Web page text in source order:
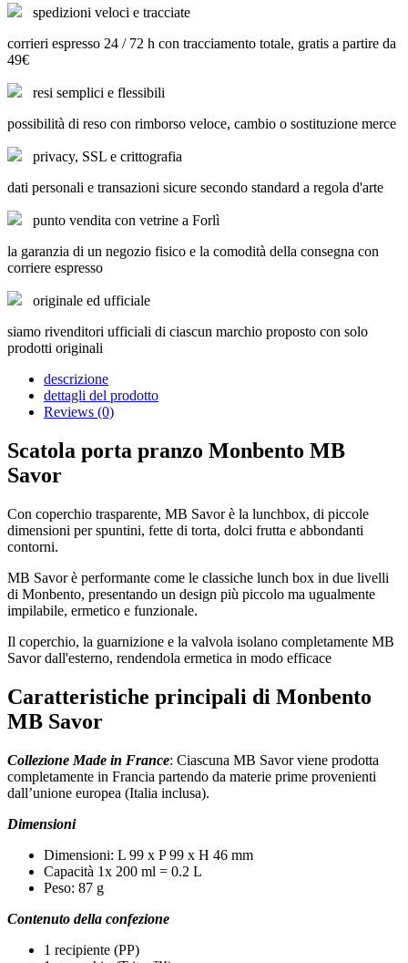
spedizioni veloci e tracciate
corrieri espresso 24 / 72 h con tracciamento totale, gratis a partire da
49€
resi semplici e flessibili
possibilità di reso con rimborso veloce, cambio o sostituzione merce
privacy, SSL e crittografia
dati personali e transazioni sicure secondo standard a regola d'arte
punto vendita con vetrine a Forlì
la garanzia di un negozio fisico e la comodità della consegna con
corriere espresso
originale ed ufficiale
siamo rivenditori ufficiali di ciascun marchio proposto con solo
prodotti originali
descrizione
dettagli del prodotto
Reviews (0)
Scatola porta pranzo Monbento MB
Savor
Con coperchio trasparente, MB Savor è la lunchbox, di piccole
dimensioni per spuntini, fette di torta, dolci frutta e abbondanti
contorni.
MB Savor è performante come le classiche lunch box in due livelli
di Monbento, presentando un design più piccolo ma ugualmente
impilabile, ermetico e funzionale.
Il coperchio, la guarnizione e la valvola isolano completamente MB
Savor dall'esterno, rendendola ermetica in modo efficace
Caratteristiche principali di Monbento
MB Savor
Collezione Made in France: Ciascuna MB Savor viene prodotta
completamente in Francia partendo da materie prime provenienti
dall’unione europea (Italia inclusa).
Dimensioni
Dimensioni: L 99 x P 99 x H 46 mm
Capacità 1x 200 ml = 0.2 L
Peso: 87 g
Contenuto della confezione
1 recipiente (PP)